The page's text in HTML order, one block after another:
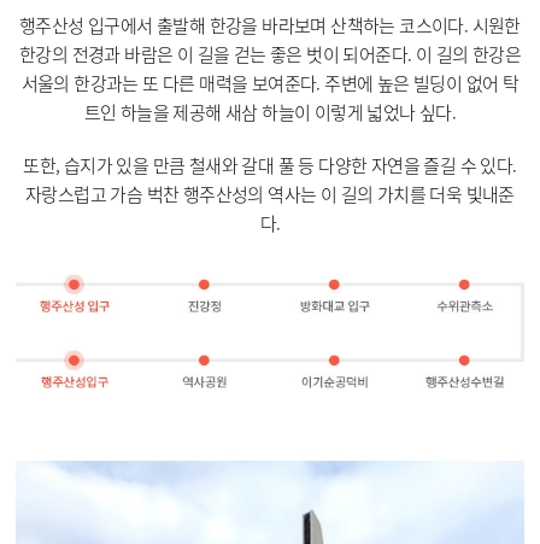
행주산성 입구에서 출발해 한강을 바라보며 산책하는 코스이다. 시원한
한강의 전경과 바람은 이 길을 걷는 좋은 벗이 되어준다. 이 길의 한강은
서울의 한강과는 또 다른 매력을 보여준다. 주변에 높은 빌딩이 없어 탁
트인 하늘을 제공해 새삼 하늘이 이렇게 넓었나 싶다.
또한, 습지가 있을 만큼 철새와 갈대 풀 등 다양한 자연을 즐길 수 있다.
자랑스럽고 가슴 벅찬 행주산성의 역사는 이 길의 가치를 더욱 빛내준
다.